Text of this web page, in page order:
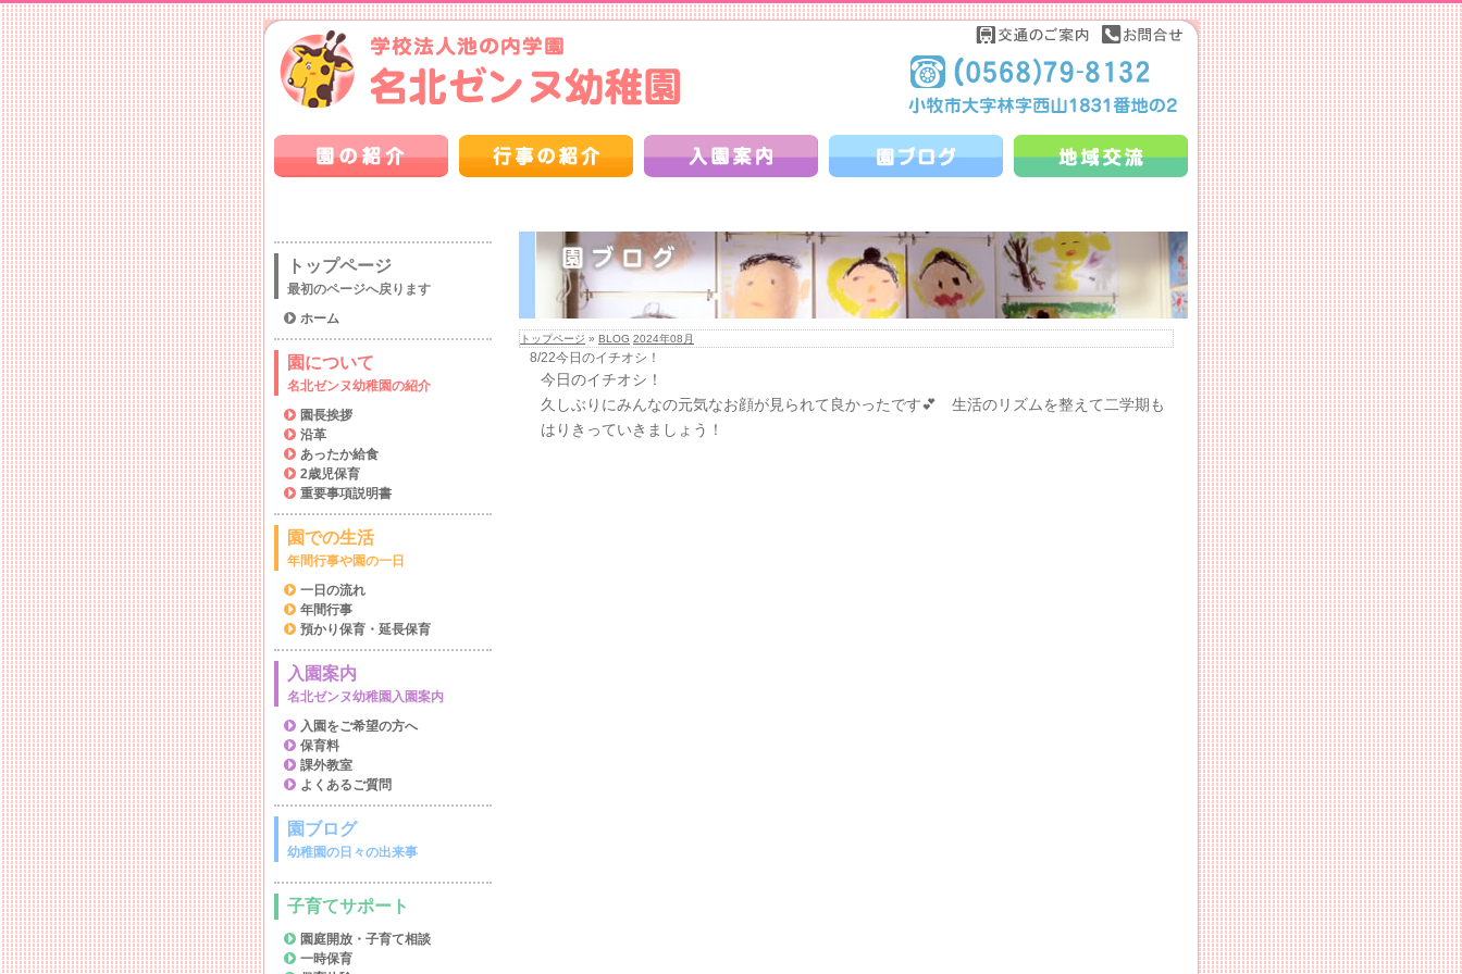
トップページ » BLOG 2024年08月
8/22今日のイチオシ！
今日のイチオシ！
久しぶりにみんなの元気なお顔が見られて良かったです💕 生活のリズムを整えて二学期も
はりきっていきましょう！
トップページ
最初のページへ戻ります
ホーム
園について
名北ゼンヌ幼稚園の紹介
園長挨拶
沿革
あったか給食
2歳児保育
重要事項説明書
園での生活
年間行事や園の一日
一日の流れ
年間行事
預かり保育・延長保育
入園案内
名北ゼンヌ幼稚園入園案内
入園をご希望の方へ
保育料
課外教室
よくあるご質問
園ブログ
幼稚園の日々の出来事
子育てサポート
園庭開放・子育て相談
一時保育